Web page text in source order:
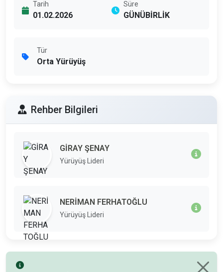
Tarih
01.02.2026
Süre
GÜNÜBİRLİK
Tür
Orta Yürüyüş
Rehber Bilgileri
GİRAY ŞENAY
Yürüyüş Lideri
NERİMAN FERHATOĞLU
Yürüyüş Lideri